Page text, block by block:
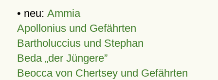
• neu: Ammia
Apollonius und Gefährten
Bartholuccius und Stephan
Beda „der Jüngere”
Beocca von Chertsey und Gefährten